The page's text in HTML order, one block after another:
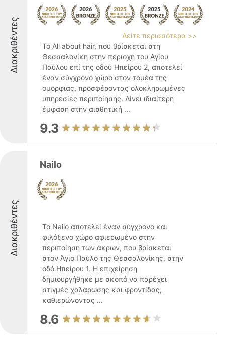
Διακριθέντες
Δείτε περισσότερα >>
Το All about hair, που βρίσκεται στη
Θεσσαλονίκη στην περιοχή του Αγίου
Παύλου επί της οδού Ηπείρου 2, αποτελεί
έναν σύγχρονο χώρο στον τομέα της
ομορφιάς, προσφέροντας ολοκληρωμένες
υπηρεσίες περιποίησης. Δίνει ιδιαίτερη
έμφαση στην αισθητική ...
9.3
Διακριθέντες
Nailo
Το Nailo αποτελεί έναν σύγχρονο και
φιλόξενο χώρο αφιερωμένο στην
περιποίηση των άκρων, που βρίσκεται
στον Άγιο Παύλο της Θεσσαλονίκης, στην
οδό Ηπείρου 1. Η επιχείρηση
δημιουργήθηκε με σκοπό να παρέχει
στιγμές χαλάρωσης και φροντίδας,
καθιερώνοντας ...
8.6